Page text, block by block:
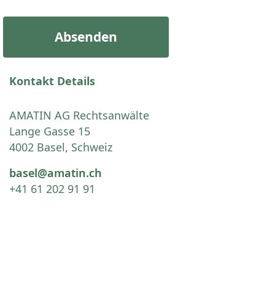
Absenden
Kontakt Details
AMATIN AG Rechtsanwälte
Lange Gasse 15
4002 Basel, Schweiz
basel@amatin.ch
+41 61 202 91 91